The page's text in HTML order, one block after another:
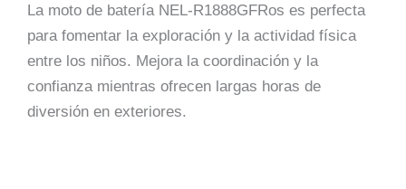
La moto de batería NEL-R1888GFRos es perfecta
para fomentar la exploración y la actividad física
entre los niños. Mejora la coordinación y la
confianza mientras ofrecen largas horas de
diversión en exteriores.